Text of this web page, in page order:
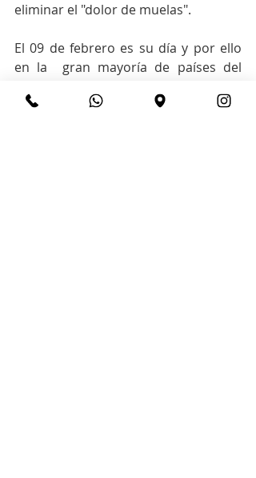
eliminar el "dolor de muelas".
El 09 de febrero es su día y por ello
en la  gran mayoría de países del
Odontólogo.